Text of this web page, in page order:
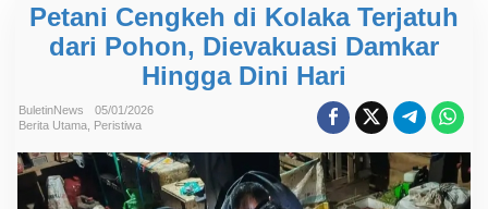
t
a
n
i
C
k
e
h
d
Petani Cengkeh di Kolaka Terjatuh
dari Pohon, Dievakuasi Damkar
Hingga Dini Hari
BuletinNews
05/01/2026
Berita Utama Peristiwa